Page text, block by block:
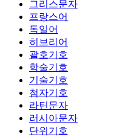
그리스문자
프랑스어
독일어
히브리어
괄호기호
학술기호
기술기호
첨자기호
라틴문자
러시아문자
단위기호